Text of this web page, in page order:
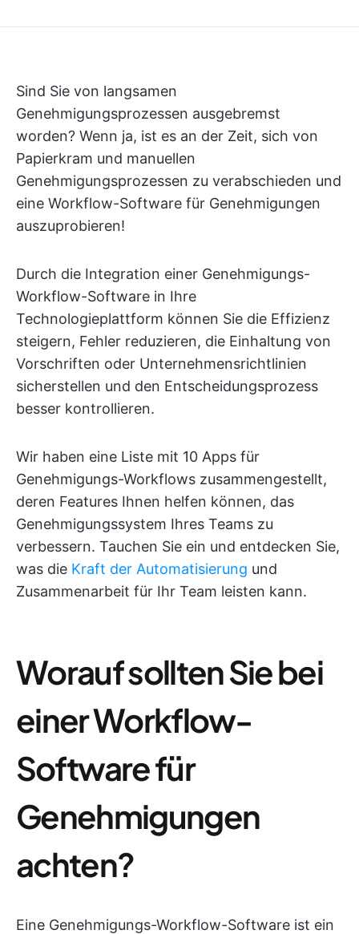
Sind Sie von langsamen
Genehmigungsprozessen ausgebremst
worden? Wenn ja, ist es an der Zeit, sich von
Papierkram und manuellen
Genehmigungsprozessen zu verabschieden und
eine Workflow-Software für Genehmigungen
auszuprobieren!
Durch die Integration einer Genehmigungs-
Workflow-Software in Ihre
Technologieplattform können Sie die Effizienz
steigern, Fehler reduzieren, die Einhaltung von
Vorschriften oder Unternehmensrichtlinien
sicherstellen und den Entscheidungsprozess
besser kontrollieren.
Wir haben eine Liste mit 10 Apps für
Genehmigungs-Workflows zusammengestellt,
deren Features Ihnen helfen können, das
Genehmigungssystem Ihres Teams zu
verbessern. Tauchen Sie ein und entdecken Sie,
was die Kraft der Automatisierung und
Zusammenarbeit für Ihr Team leisten kann.
Worauf sollten Sie bei
einer Workflow-
Software für
Genehmigungen
achten?
Eine Genehmigungs-Workflow-Software ist ein